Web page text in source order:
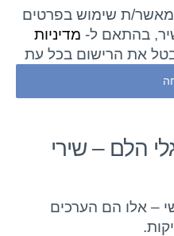
ת שימוש בפרטים
בהתאם ל- מדיניות
את הרישום בכל עת
הלם – שירי
– אלו הם הערכים